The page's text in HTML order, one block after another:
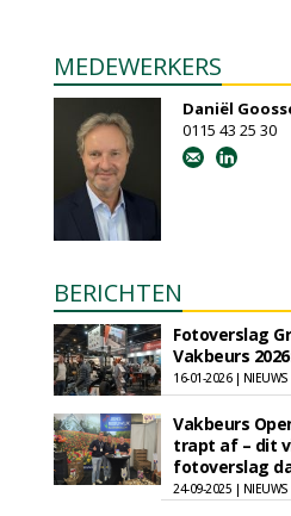
MEDEWERKERS
Daniël
0115 43 25 30
BERICHTEN
Fotoverslag
Vakbeurs
16-01-2026 | NIEUWS
Vakbeurs
trapt af – dit
fotoverslag
24-09-2025 | NIEUWS